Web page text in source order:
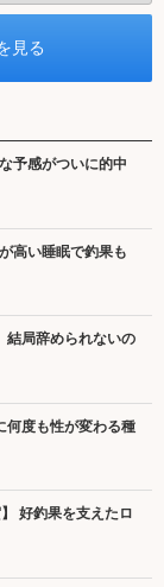
予感がついに的中
高い睡眠で釣果も
局辞められないの
度も性が変わる種
好釣果を支えたロ